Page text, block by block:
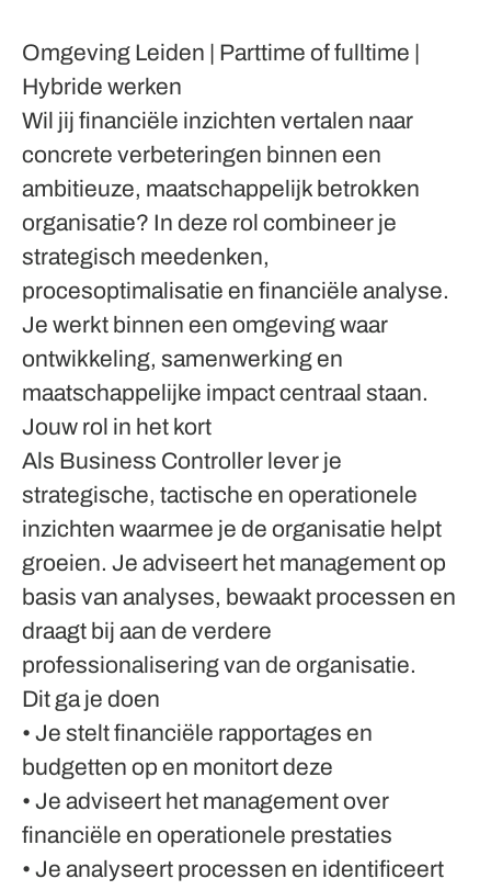
Omgeving Leiden | Parttime of fulltime |
Hybride werken
Wil jij financiële inzichten vertalen naar
concrete verbeteringen binnen een
ambitieuze, maatschappelijk betrokken
organisatie? In deze rol combineer je
strategisch meedenken,
procesoptimalisatie en financiële analyse.
Je werkt binnen een omgeving waar
ontwikkeling, samenwerking en
maatschappelijke impact centraal staan.
Jouw rol in het kort
Als Business Controller lever je
strategische, tactische en operationele
inzichten waarmee je de organisatie helpt
groeien. Je adviseert het management op
basis van analyses, bewaakt processen en
draagt bij aan de verdere
professionalisering van de organisatie.
Dit ga je doen
• Je stelt financiële rapportages en
budgetten op en monitort deze
• Je adviseert het management over
financiële en operationele prestaties
• Je analyseert processen en identificeert